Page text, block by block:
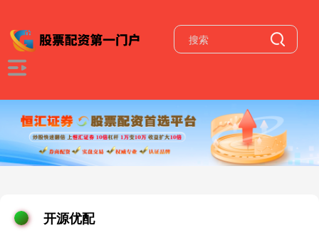
开源优配